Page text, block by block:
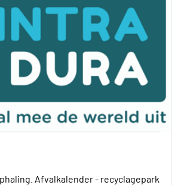
Afvalkalender - recyclagepark